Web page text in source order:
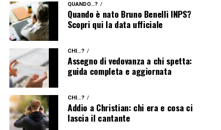
QUANDO...?
Quando è nato Bruno Benelli INPS?
Scopri qui la data ufficiale
CHI...?
Assegno di vedovanza a chi spetta:
guida completa e aggiornata
CHI...?
Addio a Christian: chi era e cosa ci
lascia il cantante